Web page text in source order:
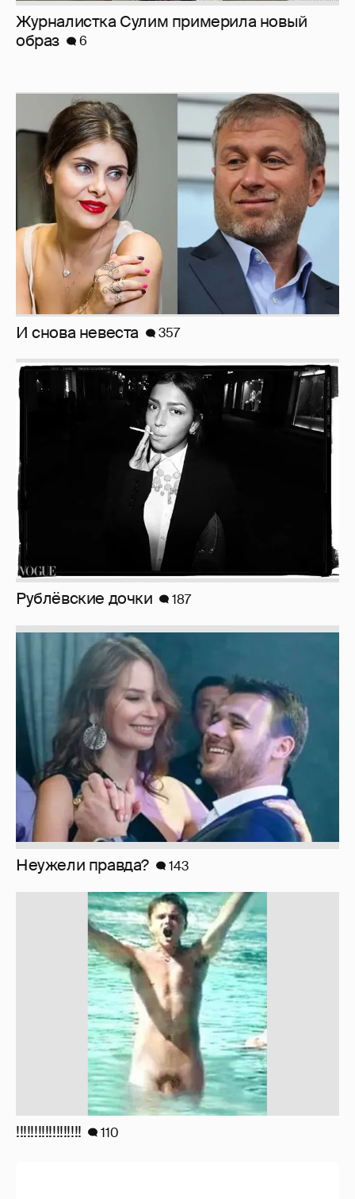
Журналистка Сулим примерила новый
образ
6
И снова невеста 357
Рублёвские дочки 187
Неужели правда? 143
!!!!!!!!!!!!!!!!!! 110